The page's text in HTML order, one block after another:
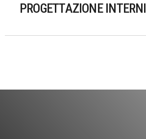
PROGETTAZIONE INTERNI